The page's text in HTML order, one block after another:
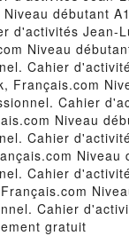
débutant
d'activités Jean-
Niveau
Cahier
Français.com
Cahier
Niveau
Cahier
Niveau
Cahier
Cahier
gratuit